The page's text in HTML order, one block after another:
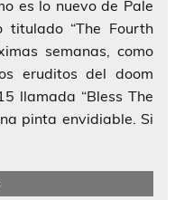
es lo nuevo de Pale
titulado “The Fourth
semanas, como
eruditos del doom
llamada “Bless The
pinta envidiable. Si